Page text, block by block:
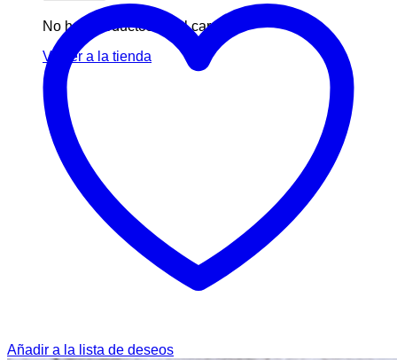
No hay productos en el carrito.
Volver a la tienda
Añadir a la lista de deseos